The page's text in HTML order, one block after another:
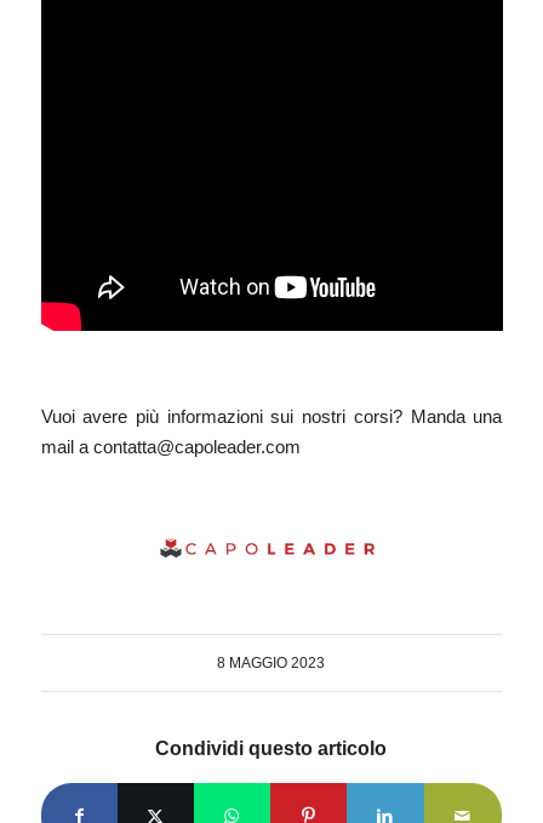
Vuoi avere più informazioni sui nostri corsi? Manda una
mail a contatta@capoleader.com
8 MAGGIO 2023
Condividi questo articolo